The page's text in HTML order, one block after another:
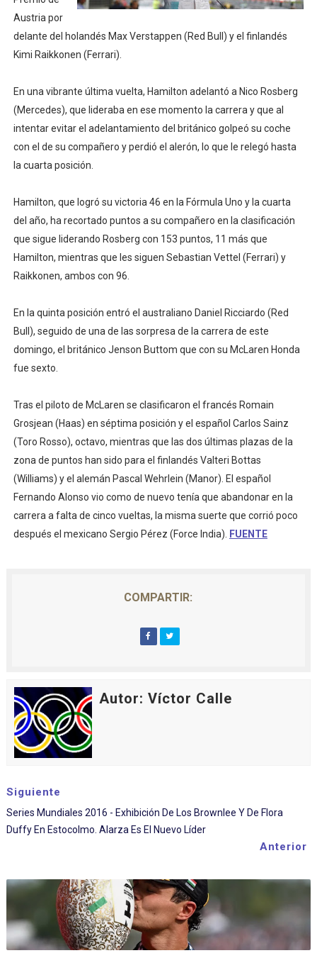
Athletes Unlimited Softball League 2026 - Las Utah
Mundial de piragüismo slalom 2026 (Oklahoma City,
Mundial de Fórmula 1 2026 - Lando Norris consigue
Campeonato de Europa de saltos 2026 (París,
Austria por
delante del holandés Max Verstappen (Red Bull) y el finlandés
Kimi Raikkonen (Ferrari).
En una vibrante última vuelta, Hamilton adelantó a Nico Rosberg
(Mercedes), que lideraba en ese momento la carrera y que al
intentar evitar el adelantamiento del británico golpeó su coche
con el de su compañero y perdió el alerón, lo que le relegó hasta
la cuarta posición.
Hamilton, que logró su victoria 46 en la Fórmula Uno y la cuarta
del año, ha recortado puntos a su compañero en la clasificación
que sigue liderando Rosberg con 153 puntos, 11 más que
Hamilton, mientras que les siguen Sebastian Vettel (Ferrari) y
Raikkonen, ambos con 96.
En la quinta posición entró el australiano Daniel Ricciardo (Red
Bull), seguido de una de las sorpresa de la carrera de este
domingo, el británico Jenson Buttom que con su McLaren Honda
fue sexto.
Tras el piloto de McLaren se clasificaron el francés Romain
Grosjean (Haas) en séptima posición y el español Carlos Sainz
(Toro Rosso), octavo, mientras que las dos últimas plazas de la
zona de puntos han sido para el finlandés Valteri Bottas
(Williams) y el alemán Pascal Wehrlein (Manor). El español
Fernando Alonso vio como de nuevo tenía que abandonar en la
carrera a falta de cinco vueltas, la misma suerte que corrió poco
después el mexicano Sergio Pérez (Force India).
FUENTE
COMPARTIR:
Autor: Víctor Calle
Siguiente
Series Mundiales 2016 - Exhibición De Los Brownlee Y De Flora
Duffy En Estocolmo. Alarza Es El Nuevo Líder
Anterior